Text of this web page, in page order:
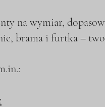
na wymiar,
brama i furtka –